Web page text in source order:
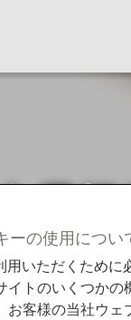
規
員規約改定のお
ーの使用につい
いただくため
トのいくつか
お客様の当社ウ